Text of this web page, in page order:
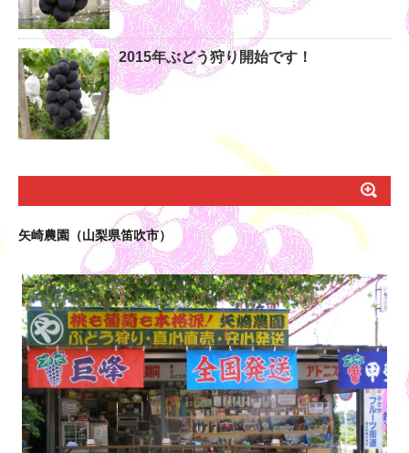
2015年ぶどう狩り開始です！
矢崎農園（山梨県笛吹市）